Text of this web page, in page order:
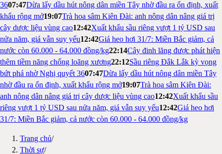
3607:47Dừa lấy dầu hút nông dân miền Tây nhờ đầu ra ổn định, xuất
khẩu rộng mở19:07Trà hoa sâm Kiên Đài: anh nông dân nâng giá trị
cây dược liệu vùng cao12:42Xuất khẩu sầu riêng vượt 1 tỷ USD sau
nửa năm, giá vẫn suy yếu12:42Giá heo hơi 31/7: Miền Bắc giảm, cả
nước còn 60.000 - 64.000 đồng/kg22:14Cây đinh lăng được phát hiện
thêm tiềm năng chống loãng xương22:12Sầu riêng Đắk Lắk kỳ vọng
bứt phá nhờ Nghị quyết 3607:47Dừa lấy dầu hút nông dân miền Tây
nhờ đầu ra ổn định, xuất khẩu rộng mở19:07Trà hoa sâm Kiên Đài:
anh nông dân nâng giá trị cây dược liệu vùng cao12:42Xuất khẩu sầu
riêng vượt 1 tỷ USD sau nửa năm, giá vẫn suy yếu12:42Giá heo hơi
31/7: Miền Bắc giảm, cả nước còn 60.000 - 64.000 đồng/kg
Trang chủ/
Thời sự/